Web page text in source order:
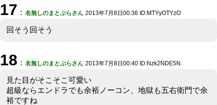
17 ： 名無しのまとぷらさん 2013年7月8日00:36 ID:MTYyOTYzO
回そう回そう
18 ： 名無しのまとぷらさん 2013年7月8日00:40 ID:Nzk2NDE5N
見た目がそこそこ可愛い
超級ならエンドラでも余裕ノーコン、地獄も五右衛門で余
裕ですね